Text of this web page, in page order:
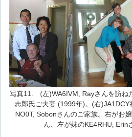
写真11. (左)WA6IVM, Rayさんを訪ね
志郎氏ご夫妻 (1999年)。(右)JA1DCY
NO0T, Sobonさんのご家族。右がお
ん、左が妹のKE4RHU, Erin